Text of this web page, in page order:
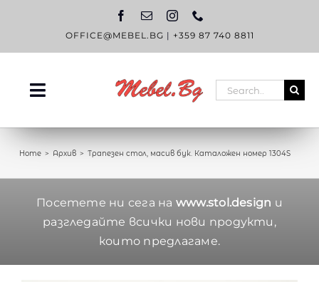
OFFICE@MEBEL.BG | +359 87 740 8811
Toggle
НАЧАЛО
OUTLET
ЗА НАС
Search
for:
Home Архив Трапезен стол, масив бук. Каталожен номер 1304S
Посетете ни сега на www.stol.design и
разгледайте всички нови продукти,
които предлагаме.